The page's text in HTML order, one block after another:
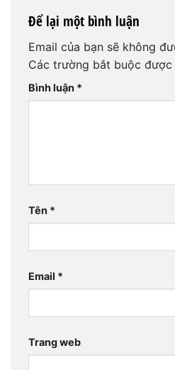
Để lại một bình luận
Email của bạn sẽ không
Các trường bắt buộc được
Bình luận *
Tên *
Email *
Trang web